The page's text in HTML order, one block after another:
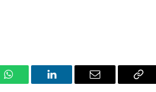
WhatsAppLinkedIn Email